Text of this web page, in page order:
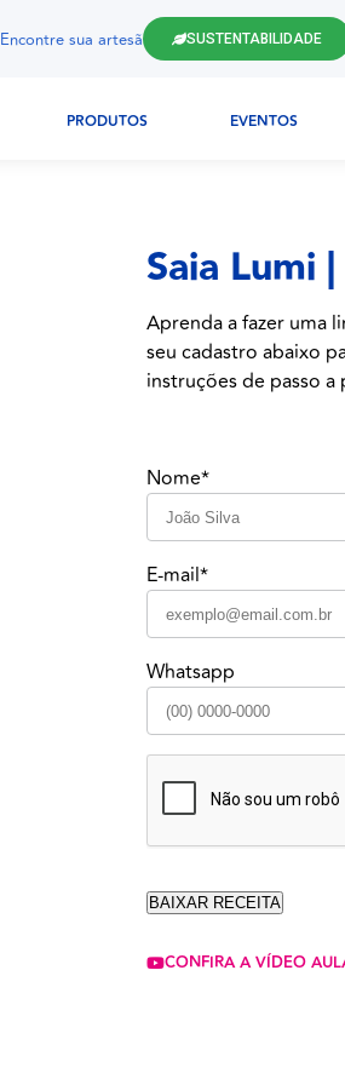
Encontre sua artesã SUSTENTABILIDADE
PRODUTOS EVENTOS
Saia Lumi
Aprenda a fazer uma
seu cadastro abaixo
instruções de passo a
Nome*
E-mail*
Whatsapp
CONFIRA A VÍDEO